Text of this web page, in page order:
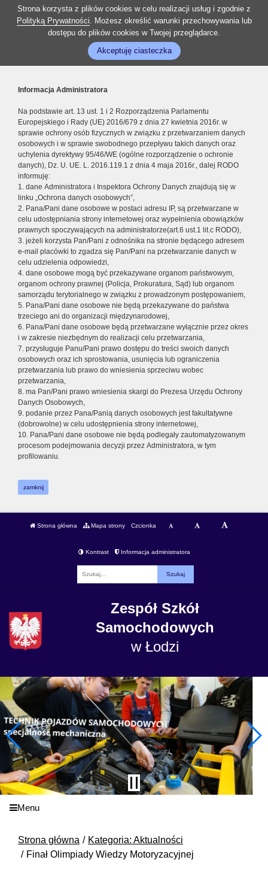
Strona korzysta z plików cookies w celu realizacji usług i zgodnie z
Polityką Prywatności. Możesz określić warunki przechowywania lub
dostępu do plików cookies w Twojej przeglądarce.
Akceptuję ciasteczka
Informacja Administratora
Na podstawie art. 13 ust. 1 i 2 Rozporządzenia Parlamentu
Europejskiego i Rady (UE) 2016/679 z dnia 27 kwietnia 2016r. w
sprawie ochrony osób fizycznych w związku z przetwarzaniem danych
osobowych i w sprawie swobodnego przepływu takich danych oraz
uchylenia dyrektywy 95/46/WE (ogólne rozporządzenie o ochronie
danych), Dz. U. UE. L. 2016.119.1 z dnia 4 maja 2016r., dalej RODO
informuję:
1. dane Administratora i Inspektora Ochrony Danych znajdują się w
linku „Ochrona danych osobowych”,
2. Pana/Pani dane osobowe w postaci adresu IP, są przetwarzane w
celu udostępniania strony internetowej oraz wypełnienia obowiązków
prawnych spoczywających na administratorze(art.6 ust.1 lit.c RODO),
3. jeżeli korzysta Pan/Pani z odnośnika na stronie będącego adresem
e-mail placówki to zgadza się Pan/Pani na przetwarzanie danych w
celu udzielenia odpowiedzi,
4. dane osobowe mogą być przekazywane organom państwowym,
organom ochrony prawnej (Policja, Prokuratura, Sąd) lub organom
samorządu terytorialnego w związku z prowadzonym postępowaniem,
5. Pana/Pani dane osobowe nie będą przekazywane do państwa
trzeciego ani do organizacji międzynarodowej,
6. Pana/Pani dane osobowe będą przetwarzane wyłącznie przez okres
i w zakresie niezbędnym do realizacji celu przetwarzania,
7. przysługuje Panu/Pani prawo dostępu do treści swoich danych
osobowych oraz ich sprostowania, usunięcia lub ograniczenia
przetwarzania lub prawo do wniesienia sprzeciwu wobec
przetwarzania,
8. ma Pan/Pani prawo wniesienia skargi do Prezesa Urzędu Ochrony
Danych Osobowych,
9. podanie przez Pana/Panią danych osobowych jest fakultatywne
(dobrowolne) w celu udostępnienia strony internetowej,
10. Pana/Pani dane osobowe nie będą podlegały zautomatyzowanym
procesom podejmowania decyzji przez Administratora, w tym
profilowaniu.
zamknij
Strona główna Mapa strony Czcionka
Kontrast Informacja administratora
Zespół Szkół
Samochodowych
w Łodzi
Menu
Strona główna
Kategoria: Aktualności
Finał Olimpiady Wiedzy Motoryzacyjnej